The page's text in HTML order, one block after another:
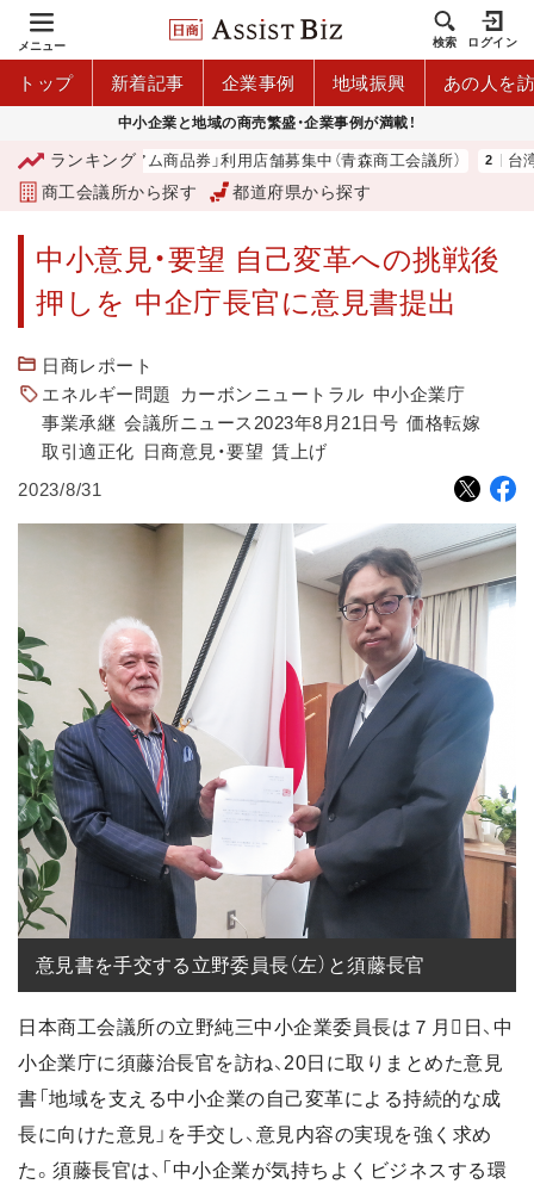
メニュー 検索 ログイン
トップ 新着記事 企業事例 地域振興 あの人を
中小企業と地域の商売繁盛・企業事例が満載！
ランキング
「青森市プレミアム商品券」利用店舗募集中（青森商工会議所） 台湾2
商工会議所から探す 都道府県から探す
中小意見・要望 自己変革への挑戦後
押しを 中企庁長官に意見書提出
日商レポート
エネルギー問題
カーボンニュートラル 中小企業庁
事業承継 会議所ニュース2023年8月21日号 価格転嫁
取引適正化 日商意見・要望 賃上げ
2023/8/31
意見書を手交する立野委員長（左）と須藤長官
日本商工会議所の立野純三中小企業委員長は７月日、中
小企業庁に須藤治長官を訪ね、20日に取りまとめた意見
書「地域を支える中小企業の自己変革による持続的な成
長に向けた意見」を手交し、意見内容の実現を強く求め
た。須藤長官は、「中小企業が気持ちよくビジネスする環